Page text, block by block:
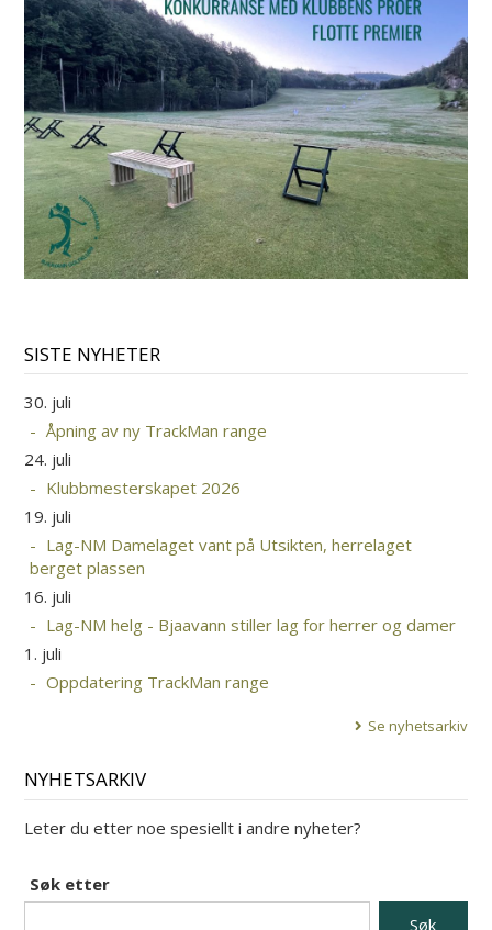
SISTE NYHETER
30. juli
Åpning av ny TrackMan range
24. juli
Klubbmesterskapet 2026
19. juli
Lag-NM Damelaget vant på Utsikten, herrelaget
berget plassen
16. juli
Lag-NM helg - Bjaavann stiller lag for herrer og damer
1. juli
Oppdatering TrackMan range
Se nyhetsarkiv
NYHETSARKIV
Leter du etter noe spesiellt i andre nyheter?
Søk etter